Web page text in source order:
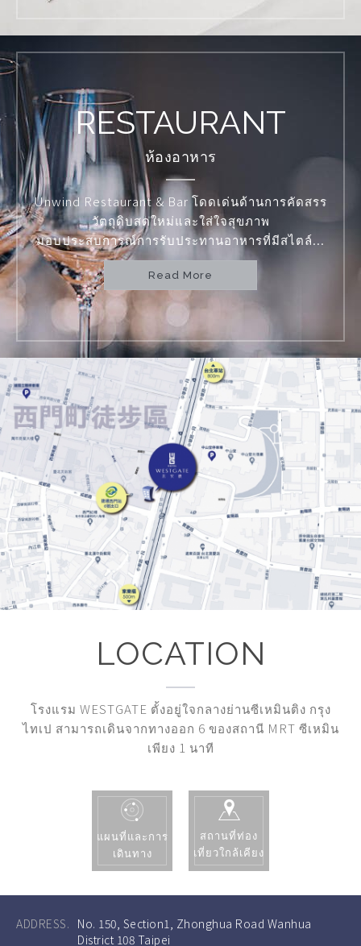
RESTAURANT
ห้องอาหาร
Unwind Restaurant & Bar โดดเด่นด้านการคัดสรร
วัตถุดิบสดใหม่และใส่ใจสุขภาพ
มอบประสบการณ์การรับประทานอาหารที่มีสไตล์...
Read More
LOCATION
โรงแรม WESTGATE ตั้งอยู่ใจกลางย่านซีเหมินติง กรุง
ไทเป สามารถเดินจากทางออก 6 ของสถานี MRT ซีเหมิน
เพียง 1 นาที
แผนที่และการ
เดินทาง
สถานที่ท่อง
เที่ยวใกล้เคียง
ADDRESS. No. 150, Section1, Zhonghua Road Wanhua
District 108 Taipei